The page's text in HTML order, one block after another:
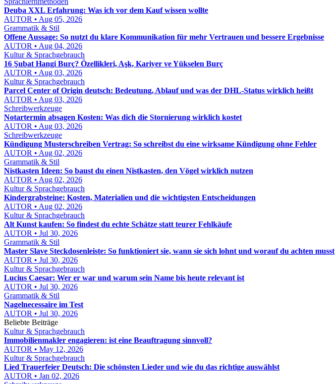
Deuba XXL Erfahrung: Was ich vor dem Kauf wissen wollte
AUTOR • Aug 05, 2026
Grammatik & Stil
Offene Aussage: So nutzt du klare Kommunikation für mehr Vertrauen und bessere Ergebnisse
AUTOR • Aug 04, 2026
Kultur & Sprachgebrauch
16 Şubat Hangi Burç? Özellikleri, Aşk, Kariyer ve Yükselen Burç
AUTOR • Aug 03, 2026
Kultur & Sprachgebrauch
Parcel Center of Origin deutsch: Bedeutung, Ablauf und was der DHL-Status wirklich heißt
AUTOR • Aug 03, 2026
Schreibwerkzeuge
Notartermin absagen Kosten: Was dich die Stornierung wirklich kostet
AUTOR • Aug 03, 2026
Schreibwerkzeuge
Kündigung Musterschreiben Vertrag: So schreibst du eine wirksame Kündigung ohne Fehler
AUTOR • Aug 02, 2026
Grammatik & Stil
Nistkasten Ideen: So baust du einen Nistkasten, den Vögel wirklich nutzen
AUTOR • Aug 02, 2026
Kultur & Sprachgebrauch
Kindergrabsteine: Kosten, Materialien und die wichtigsten Entscheidungen
AUTOR • Aug 02, 2026
Kultur & Sprachgebrauch
Alt Kunst kaufen: So findest du echte Schätze statt teurer Fehlkäufe
AUTOR • Jul 30, 2026
Grammatik & Stil
Master Slave Steckdosenleiste: So funktioniert sie, wann sie sich lohnt und worauf du achten musst
AUTOR • Jul 30, 2026
Kultur & Sprachgebrauch
Lucius Caesar: Wer er war und warum sein Name bis heute relevant ist
AUTOR • Jul 30, 2026
Grammatik & Stil
Nagelnecessaire im Test
AUTOR • Jul 30, 2026
Beliebte Beiträge
Kultur & Sprachgebrauch
Immobilienmakler engagieren: ist eine Beauftragung sinnvoll?
AUTOR • May 12, 2026
Kultur & Sprachgebrauch
Lied Trauerfeier Deutsch: Die schönsten Lieder und wie du das richtige auswählst
AUTOR • Jan 02, 2026